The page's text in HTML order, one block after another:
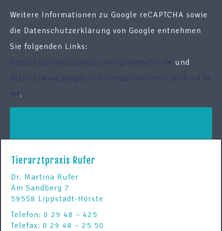
Weitere Informationen zu Google reCAPTCHA sowie
die Datenschutzerklärung von Google entnehmen
Sie folgenden Links:
https://policies.google.com/privacy?hl=de und
https://www.google.com/recaptcha/intro/android.ht
ml.
Tierarztpraxis Rufer
Dr. Martina Rufer
Am Sandberg 7
59558 Lippstadt-Hörste
Telefon: 0 29 48 – 425
Telefax: 0 29 48 – 25 50